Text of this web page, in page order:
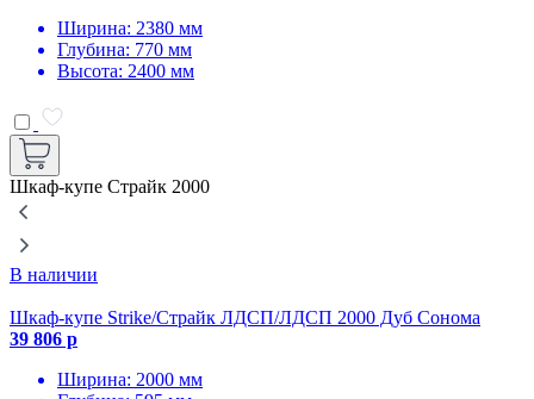
Ширина: 2380 мм
Глубина: 770 мм
Высота: 2400 мм
Шкаф-купе Страйк 2000
В наличии
Шкаф-купе Strike/Страйк ЛДСП/ЛДСП 2000 Дуб Сонома
39 806 р
Ширина: 2000 мм